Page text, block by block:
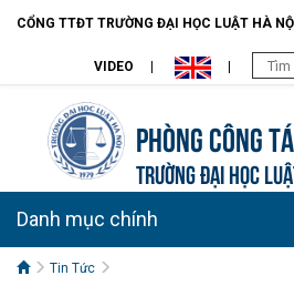
CỔNG TTĐT TRƯỜNG ĐẠI HỌC LUẬT HÀ NỘI
VIDEO
Phòng Công
TRƯỜNG ĐẠI HỌC
Danh mục chính
Tin Tức